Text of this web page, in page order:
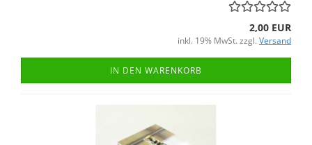
2,00 EUR
inkl. 19% MwSt. zzgl. Versand
IN DEN WARENKORB